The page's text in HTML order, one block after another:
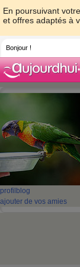
En poursuivant
et offres adaptés à
Bonjour !
profil blog
ajouter de vos amies